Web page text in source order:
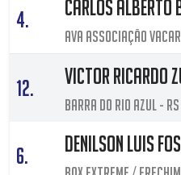
4. Carlos Alberto
AVA Associação
12. Victor Ricardo
Barra Do Rio Azul - RS
6. Denilson Luis